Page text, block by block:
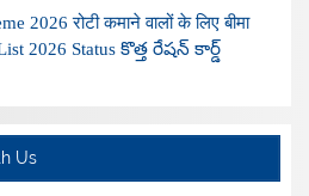
2026 रोटी कमाने वालों के लिए बीमा
2026 Status కొత్త రేషన్ కార్డ్
Us